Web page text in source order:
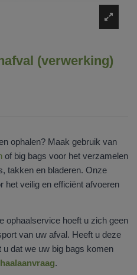
(verwerking)
ophalen? Maak gebruik van
of big bags voor het verzamelen
takken en bladeren. Onze
het veilig en efficiënt afvoeren
ophaalservice hoeft u zich geen
van uw afval. Heeft u deze
dat we uw big bags komen
.